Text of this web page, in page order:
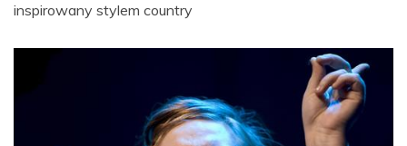
inspirowany stylem country